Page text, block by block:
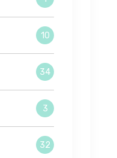
10
34
3
32